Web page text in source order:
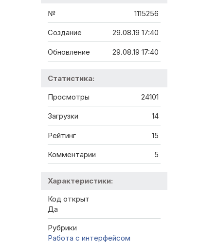
№ 1115256
Создание 29.08.19 17:40
Обновление 29.08.19 17:40
Статистика:
Просмотры 24101
Загрузки 14
Рейтинг 15
Комментарии 5
Характеристики:
Код открыт
Да
Рубрики
Работа с интерфейсом